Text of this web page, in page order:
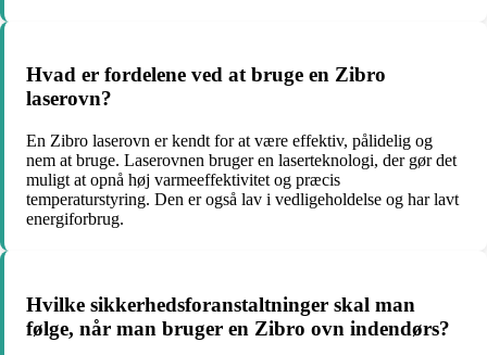
Hvad er fordelene ved at bruge en Zibro
laserovn?
En Zibro laserovn er kendt for at være effektiv, pålidelig og
nem at bruge. Laserovnen bruger en laserteknologi, der gør det
muligt at opnå høj varmeeffektivitet og præcis
temperaturstyring. Den er også lav i vedligeholdelse og har lavt
energiforbrug.
Hvilke sikkerhedsforanstaltninger skal man
følge, når man bruger en Zibro ovn indendørs?